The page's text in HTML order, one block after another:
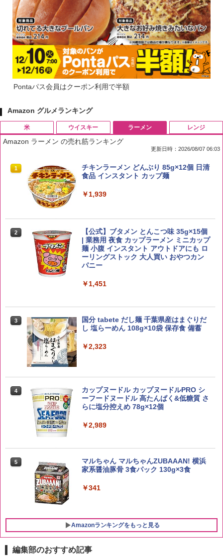
Pontaパス会員はクーポン利用で半額
Amazon グルメランキング
米
1 by Amazon 国産ブレンド米 精米 5kg
2
野沢農産 無洗米 青い流るる コシヒカリ
5kg 長野県産 令和7年産
￥3,980
3
【在庫処分価格】ももたろう印 無洗米 5
kg 業務用 お米マイスターブレンド
4
by Amazon あきたこまちブレンド 無洗
米 5kg
￥3,396
5
by Amazon 新潟県産 新潟のお米 無洗米
￥3,274
ウイスキー
1
ブラックニッカ ニッカ Nikka ウィスキ
ー4000ml ブラックニッカクリア ウヰス
お得 4リットル
角瓶 2700ml サントリー ウイスキー ハ
イボール 大容量
3
角ハイボール 350ml×24本 サントリー ウ
イスキー ハイボール 缶
￥4,939
4
トリスウイスキー 4000ml サントリー 大
容量 4リットル
5
サントリー シングルモルト ウイスキー
白州 Story of the Distillery 2026 化粧箱
入 700ml
￥20,000
ラーメン
Amazon ラーメン の売れ筋ランキング
更新日時：2026/08/07 06:03
1
チキンラーメン どんぶり 85g×12個 日清
食品 インスタント カップ麺
￥1,939
2
【公式】ブタメン とんこつ味 35g×15個
| 業務用 夜食 カップラーメン ミニカップ
麺 小腹 インスタント アウトドアにも ロ
ーリングストック 大人買い おやつカン
パニー
￥1,451
3
国分 tabete だし麺 千葉県産はまぐりだ
し 塩らーめん 108g×10袋 保存食 備蓄
￥2,323
4
カップヌードル カップヌードルPRO シ
ーフードヌードル 高たんぱく&低糖質 さ
らに塩分控えめ 78g×12個
￥2,989
5
マルちゃん マルちゃんZUBAAAN! 横浜
家系醤油豚骨 3食パック 130g×3食
￥341
Amazonランキングをもっと見る
レンジ
編集部のおすすめ記事